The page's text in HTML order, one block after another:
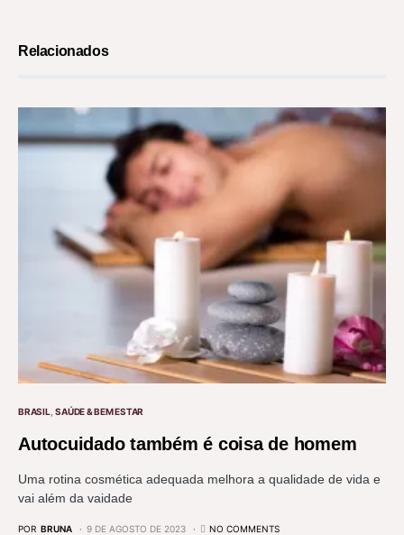
Relacionados
BRASIL SAÚDE & BEM ESTAR
Autocuidado também é coisa de homem
Uma rotina cosmética adequada melhora a qualidade de vida e
vai além da vaidade
POR BRUNA 9 DE AGOSTO DE 2023 NO COMMENTS